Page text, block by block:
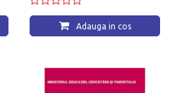
Adauga in cos